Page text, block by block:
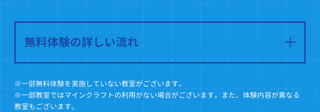
無料体験の詳しい流れ
※一部無料体験を実施していない教室がございます。
※一部教室ではマインクラフトの利用がない場合がございます。また、体験内容が異なる
教室もございます。